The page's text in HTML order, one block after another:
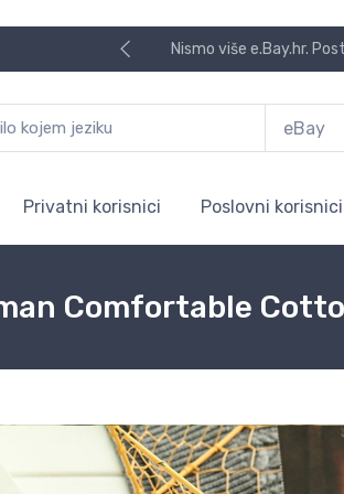
Nismo više e.Bay.hr.
Privatni korisnici Poslovni korisnici
Comfortable